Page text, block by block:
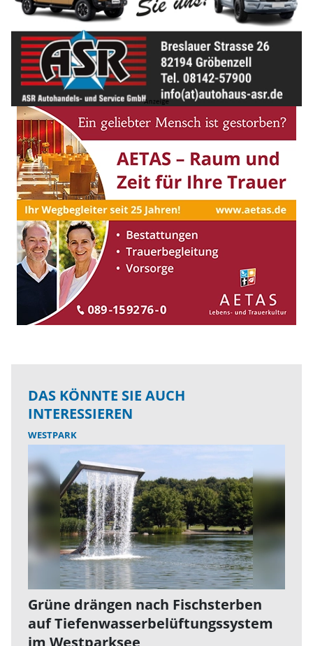
DAS KÖNNTE SIE AUCH
INTERESSIEREN
WESTPARK
Grüne drängen nach Fischsterben
auf Tiefenwasserbelüftungssystem